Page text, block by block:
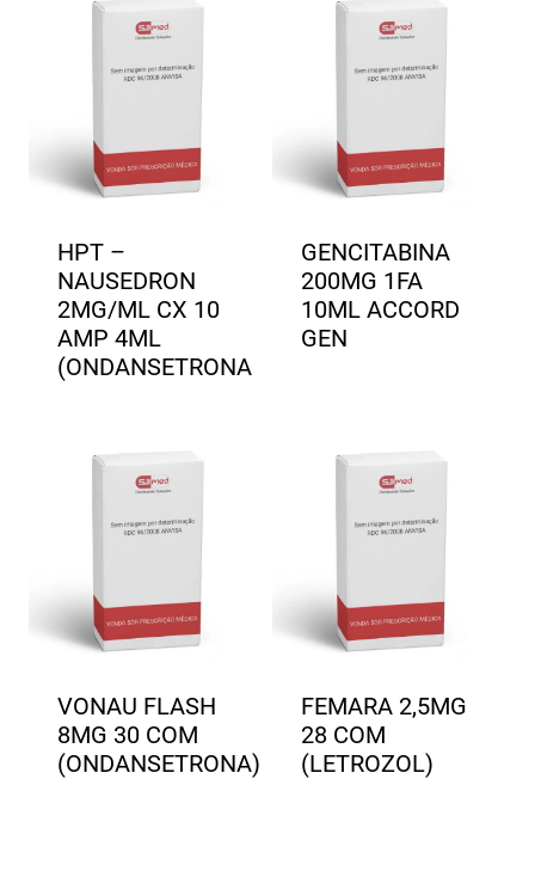
HPT –
NAUSEDRON
2MG/ML CX 10
AMP 4ML
(ONDANSETRONA
GENCITABINA
200MG 1FA
10ML ACCORD
GEN
VONAU FLASH
8MG 30 COM
(ONDANSETRONA)
FEMARA 2,5MG
28 COM
(LETROZOL)